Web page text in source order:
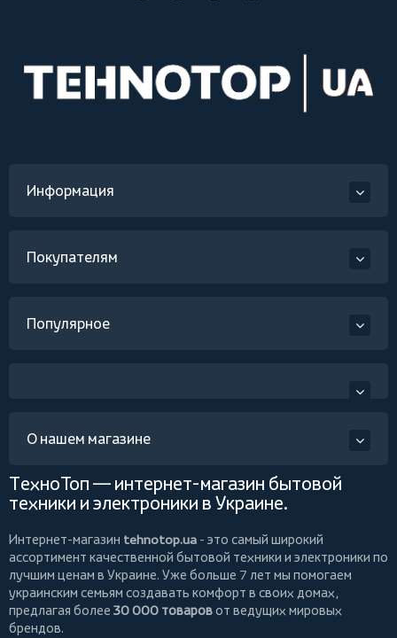
Информация
Покупателям
Популярное
О нашем магазине
ТехноТоп — интернет-магазин бытовой
техники и электроники в Украине.
Интернет-магазин tehnotop.ua - это самый широкий
ассортимент качественной бытовой техники и электроники по
лучшим ценам в Украине. Уже больше 7 лет мы помогаем
украинским семьям создавать комфорт в своих домах,
предлагая более 30 000 товаровот ведущих мировых
брендов.